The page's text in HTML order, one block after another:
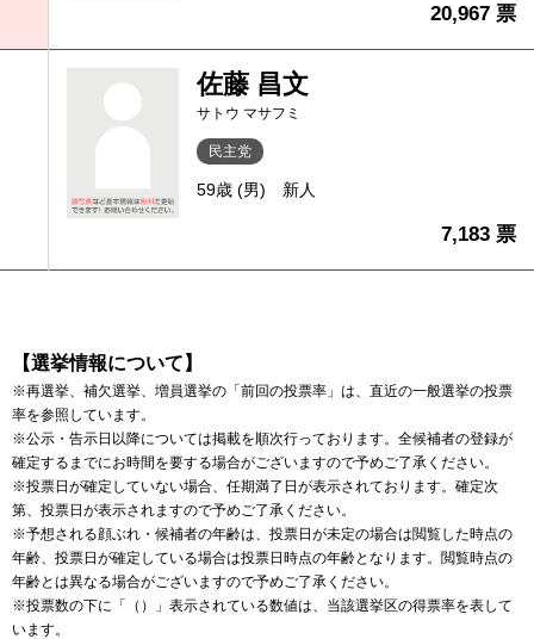
20,967 票
佐藤 昌文
サトウ マサフミ
民主党
59歳 (男) 新人
7,183 票
【選挙情報について】
※再選挙、補欠選挙、増員選挙の「前回の投票率」は、直近の一般選挙の投票
率を参照しています。
※公示・告示日以降については掲載を順次行っております。全候補者の登録が
確定するまでにお時間を要する場合がございますので予めご了承ください。
※投票日が確定していない場合、任期満了日が表示されております。確定次
第、投票日が表示されますので予めご了承ください。
※予想される顔ぶれ・候補者の年齢は、投票日が未定の場合は閲覧した時点の
年齢、投票日が確定している場合は投票日時点の年齢となります。閲覧時点の
年齢とは異なる場合がございますので予めご了承ください。
※投票数の下に「（）」表示されている数値は、当該選挙区の得票率を表して
います。